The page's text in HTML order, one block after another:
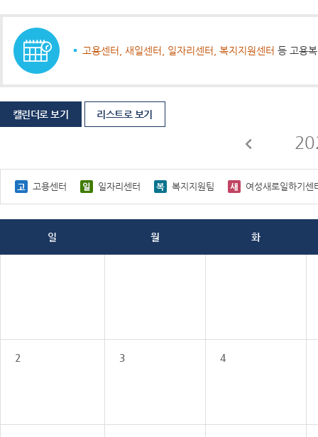
고용센터, 새일센터, 일자리센터, 복지지원센터 등 고용
캘린더로 보기 리스트로 보기
고용센터 일자리센터 복지지원팀 여성새로일하기센
일 월 화
2 3 4